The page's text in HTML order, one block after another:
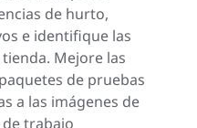
de hurto,
e identifique las
Mejore las
de pruebas
a las imágenes de
trabajo